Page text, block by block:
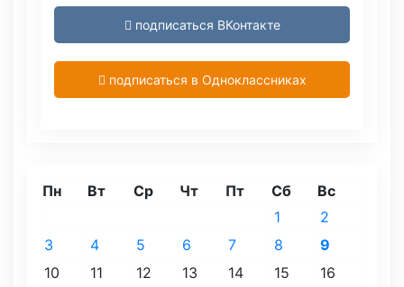
подписаться ВКонтакте
подписаться в Одноклассниках
Пн Вт Ср Чт Пт Сб Вс
1
2
3
4 5 6 7 8
9
10
11 12 13 14 15
16